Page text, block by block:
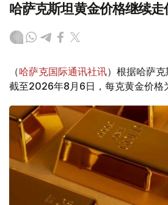
哈萨克斯坦黄金价格继续走
（哈萨克国际通讯社讯）根据哈萨克
截至2026年8月6日，每克黄金价格